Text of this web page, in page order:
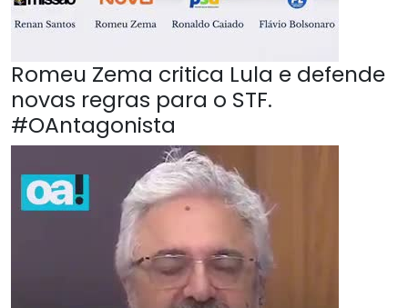
Romeu Zema critica Lula e defende
novas regras para o STF.
#OAntagonista